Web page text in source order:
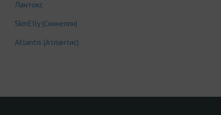
Лантокс
SkinElly (Скинелли)
Atlantis (Атлантис)